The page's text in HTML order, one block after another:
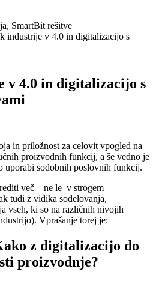
industrije v 4.0 in digitalizacijo s
v 4.0 in digitalizacijo s
in priložnost za celovit vpogled na
proizvodnih funkcij, a še vedno je
uporabi sodobnih poslovnih funkcij.
več – ne le v strogem
tudi z vidika sodelovanja,
vseh, ki so na različnih nivojih
Vprašanje torej je:
z digitalizacijo do
proizvodnje?